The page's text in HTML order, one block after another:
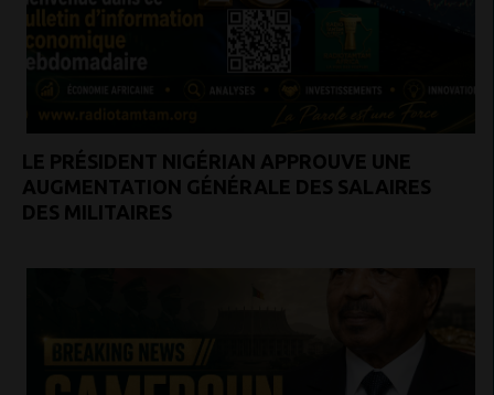
LE PRÉSIDENT NIGÉRIAN APPROUVE UNE
AUGMENTATION GÉNÉRALE DES SALAIRES
DES MILITAIRES